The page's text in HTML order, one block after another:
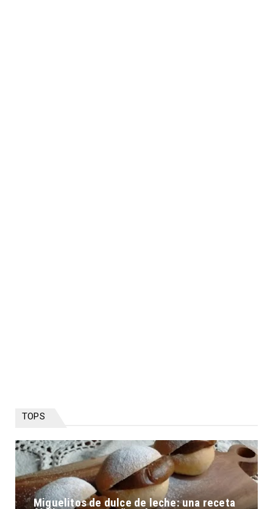
TOPS
Miguelitos de dulce de leche: una receta